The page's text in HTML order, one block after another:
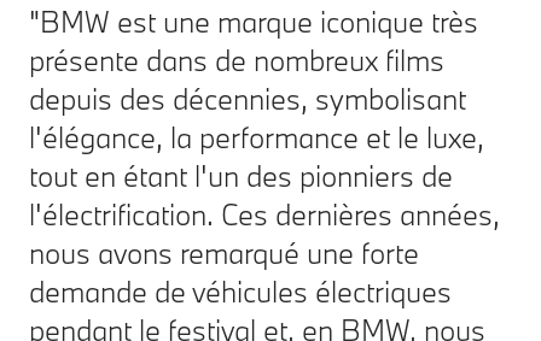
"BMW est une marque iconique très
présente dans de nombreux films
depuis des décennies, symbolisant
l'élégance, la performance et le luxe,
tout en étant l'un des pionniers de
l'électrification. Ces dernières années,
nous avons remarqué une forte
demande de véhicules électriques
pendant le festival et, en BMW, nous